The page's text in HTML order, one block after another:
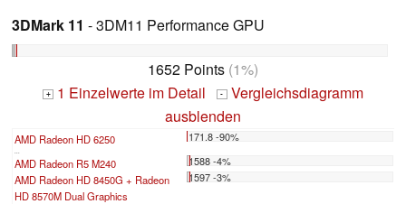
3DMark 11 - 3DM11 Performance GPU
1652 Points (1%)
+ 1 Einzelwerte im Detail - Vergleichsdiagramm
ausblenden
AMD Radeon HD 6250 171.8 -90%
AMD Radeon R5 M240
1588 -4%
AMD Radeon HD 8450G + Radeon
HD 8570M Dual Graphics
1597 -3%